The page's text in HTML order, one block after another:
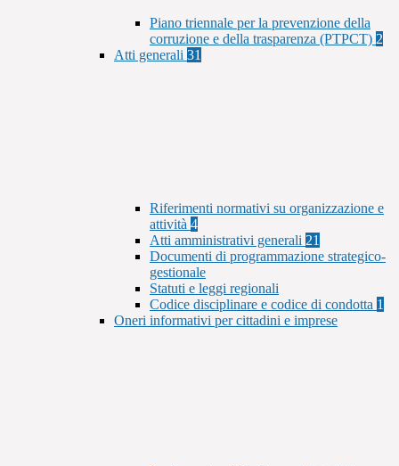
Piano triennale per la prevenzione della
corruzione e della trasparenza (PTPCT) 2
Atti generali 31
Riferimenti normativi su organizzazione e
attività 4
Atti amministrativi generali 21
Documenti di programmazione strategico-
gestionale
Statuti e leggi regionali
Codice disciplinare e codice di condotta 1
Oneri informativi per cittadini e imprese